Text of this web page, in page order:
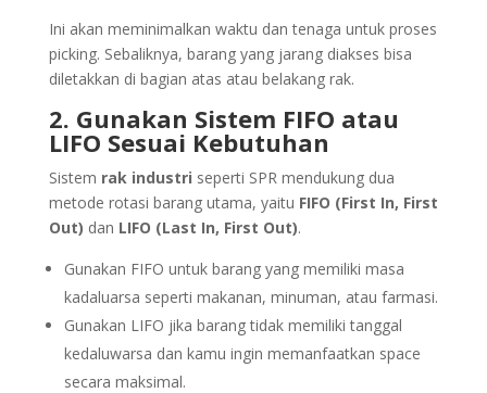
Ini akan meminimalkan waktu dan tenaga untuk proses
picking. Sebaliknya, barang yang jarang diakses bisa
diletakkan di bagian atas atau belakang rak.
2. Gunakan Sistem FIFO atau
LIFO Sesuai Kebutuhan
Sistem rak industri seperti SPR mendukung dua
metode rotasi barang utama, yaitu FIFO (First In, First
Out) dan LIFO (Last In, First Out).
Gunakan FIFO untuk barang yang memiliki masa
kadaluarsa seperti makanan, minuman, atau farmasi.
Gunakan LIFO jika barang tidak memiliki tanggal
kedaluwarsa dan kamu ingin memanfaatkan space
secara maksimal.